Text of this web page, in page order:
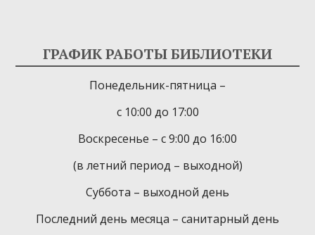
ГРАФИК РАБОТЫ БИБЛИОТЕКИ
Понедельник-пятница –
с 10:00 до 17:00
Воскресенье – с 9:00 до 16:00
(в летний период – выходной)
Суббота – выходной день
Последний день месяца – санитарный день